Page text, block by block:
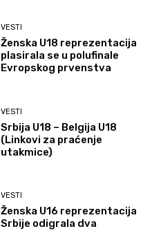
VESTI
Ženska U18 reprezentacija
plasirala se u polufinale
Evropskog prvenstva
VESTI
Srbija U18 – Belgija U18
(Linkovi za praćenje
utakmice)
VESTI
Ženska U16 reprezentacija
Srbije odigrala dva